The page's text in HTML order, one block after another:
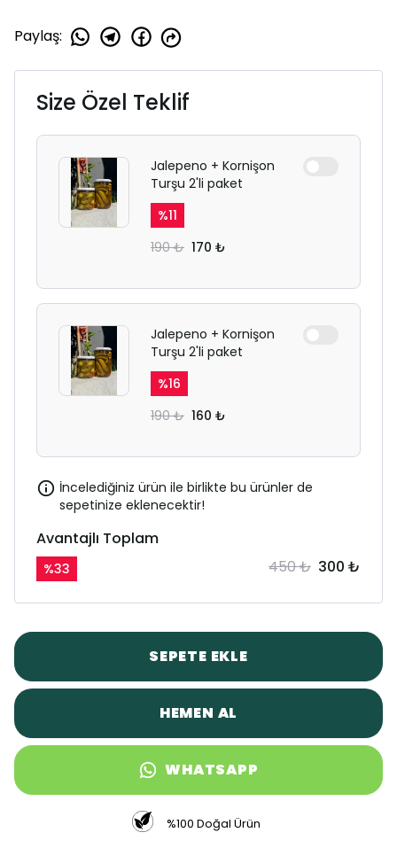
Paylaş:
Size Özel Teklif
Jalepeno + Kornişon
Turşu 2'li paket
%11
190 ₺ 170 ₺
Jalepeno + Kornişon
Turşu 2'li paket
%16
190 ₺ 160 ₺
İncelediğiniz ürün ile birlikte bu ürünler de
sepetinize eklenecektir!
Avantajlı Toplam
%33 450 ₺ 300 ₺
SEPETE EKLE
HEMEN AL
WHATSAPP
%100 Doğal Ürün